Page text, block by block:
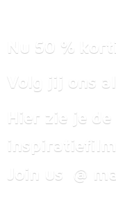
Nu 50 %
Volg jij ons
Hier zie je
Join us @